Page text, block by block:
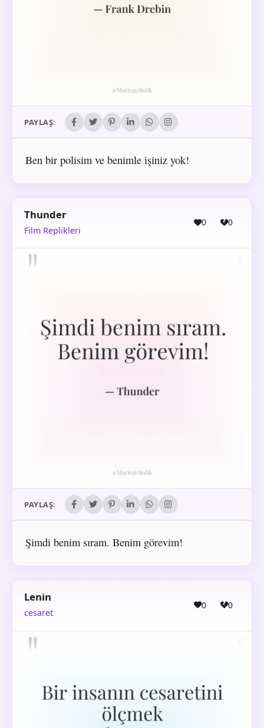
PAYLAŞ:
Ben bir polisim ve benimle işiniz yok!
Thunder
Film Replikleri
0 0
PAYLAŞ:
Şimdi benim sıram. Benim görevim!
Lenin
cesaret
0 0